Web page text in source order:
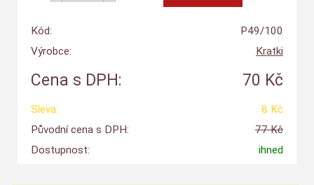
Kód:
P49/100
Výrobce:
Kratki
Cena s DPH: 70 Kč
Sleva:
8 Kč
Původní cena s DPH:
77 Kč
Dostupnost:
ihned